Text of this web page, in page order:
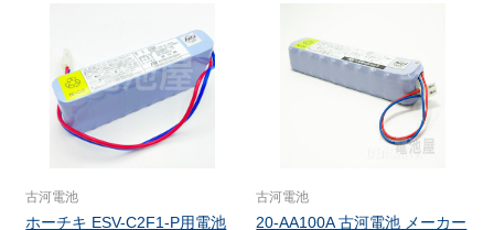
古河電池
ホーチキ ESV-C2F1-P用電池
古河電池
20-AA100A 古河電池 メーカー